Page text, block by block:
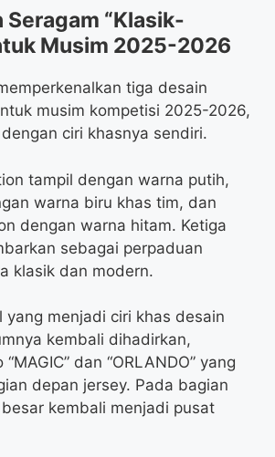
Seragam “Klasik-
Musim 2025-2026
tiga desain
musim kompetisi 2025-2026,
ciri khasnya sendiri.
tampil dengan warna putih,
warna biru khas tim, dan
dengan warna hitam. Ketiga
sebagai perpaduan
klasik dan modern.
yang menjadi ciri khas desain
kembali dihadirkan,
dan “ORLANDO” yang
depan jersey. Pada bagian
kembali menjadi pusat